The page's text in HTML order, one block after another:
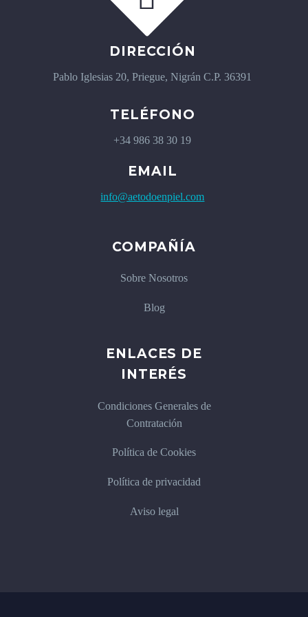
DIRECCIÓN
Pablo Iglesias 20, Priegue, Nigrán C.P. 36391
TELÉFONO
+34 986 38 30 19
EMAIL
info@aetodoenpiel.com
COMPAÑÍA
Sobre Nosotros
Blog
ENLACES DE
INTERÉS
Condiciones Generales de
Contratación
Política de Cookies
Política de privacidad
Aviso legal